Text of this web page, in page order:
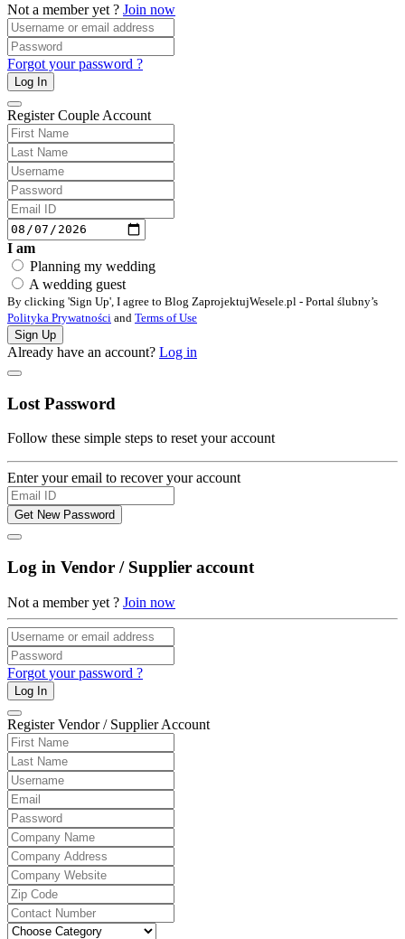
Not a member yet ? Join now
Forgot your password ?
Log In
Register Couple Account
I am
Planning my wedding
A wedding guest
By clicking 'Sign Up' I agree to Blog ZaprojektujWesele.pl - Portal ślubny’s
Polityka Prywatności and Terms of Use
Sign Up
Already have an account? Log in
Lost Password
Follow these simple steps to reset your account
Enter your email to recover your account
Get New Password
Log in Vendor / Supplier account
Not a member yet ? Join now
Forgot your password ?
Log In
Register Vendor / Supplier Account